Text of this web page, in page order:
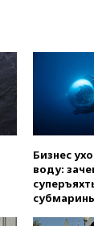
Бизнес
воду: